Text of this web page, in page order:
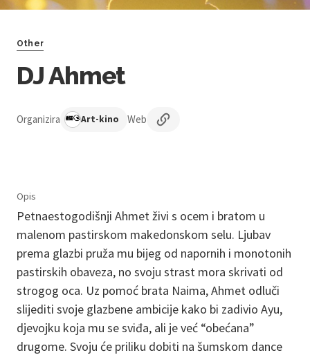
Other
DJ Ahmet
Organizira Art-kino Web
Opis
Petnaestogodišnji Ahmet živi s ocem i bratom u
malenom pastirskom makedonskom selu. Ljubav
prema glazbi pruža mu bijeg od napornih i monotonih
pastirskih obaveza, no svoju strast mora skrivati od
strogog oca. Uz pomoć brata Naima, Ahmet odluči
slijediti svoje glazbene ambicije kako bi zadivio Ayu,
djevojku koja mu se sviđa, ali je već “obećana”
drugome. Svoju će priliku dobiti na šumskom dance